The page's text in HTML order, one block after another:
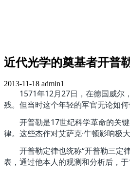
近代光学的奠基者开普
2013-11-18 admin1
1571年12月27日，在德国威尔
残。但当时这个年轻的军官无论如
开普勒是17世纪科学革命的关键
律。这些杰作对艾萨克·牛顿影响极
开普勒定律也统称“开普勒三定律
表，通过他本人的观测和分析后，